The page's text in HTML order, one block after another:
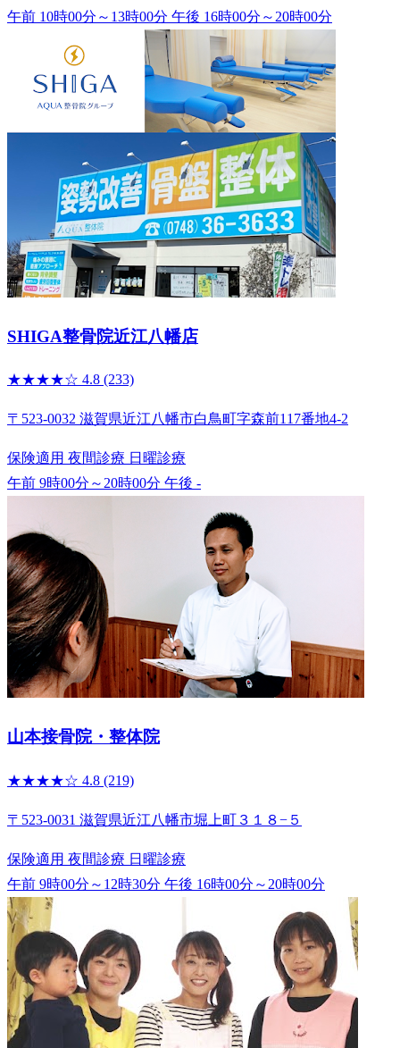
午前 10時00分～13時00分 午後 16時00分～20時00分
SHIGA整骨院近江八幡店
★★★★☆ 4.8 (233)
〒523-0032 滋賀県近江八幡市白鳥町字森前117番地4-2
保険適用 夜間診療 日曜診療
午前 9時00分～20時00分 午後 -
山本接骨院・整体院
★★★★☆ 4.8 (219)
〒523-0031 滋賀県近江八幡市堀上町３１８−５
保険適用 夜間診療 日曜診療
午前 9時00分～12時30分 午後 16時00分～20時00分